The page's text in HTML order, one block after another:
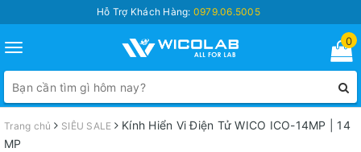
Hỗ Trợ Khách Hàng: 0979.06.5005
Toggle
navigation
0
Trang chủ SIÊU SALE
Kính Hiển Vi Điện Tử WICO ICO-14MP | 14
MP